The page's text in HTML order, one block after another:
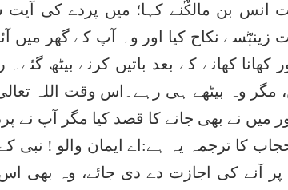
انس بن مالکؓنے کہا؛ میں پردے کی
نکاح کیا اور وہ آپ کے گھر میں
کھانا کھانے کے بعد باتیں کرنے بیٹھ
مگر وہ بیٹھے ہی رہے۔اس وقت اللہ
میں نے بھی جانے کا قصد کیا مگر آپ نے
کا ترجمہ یہ ہے:اے ایمان والو ! نبی
پر آنے کی اجازت دے دی جائے، وہ بھی